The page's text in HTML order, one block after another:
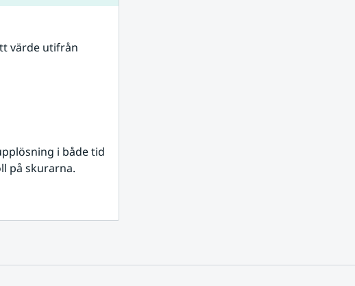
värde utifrån
i både tid
på skurarna.